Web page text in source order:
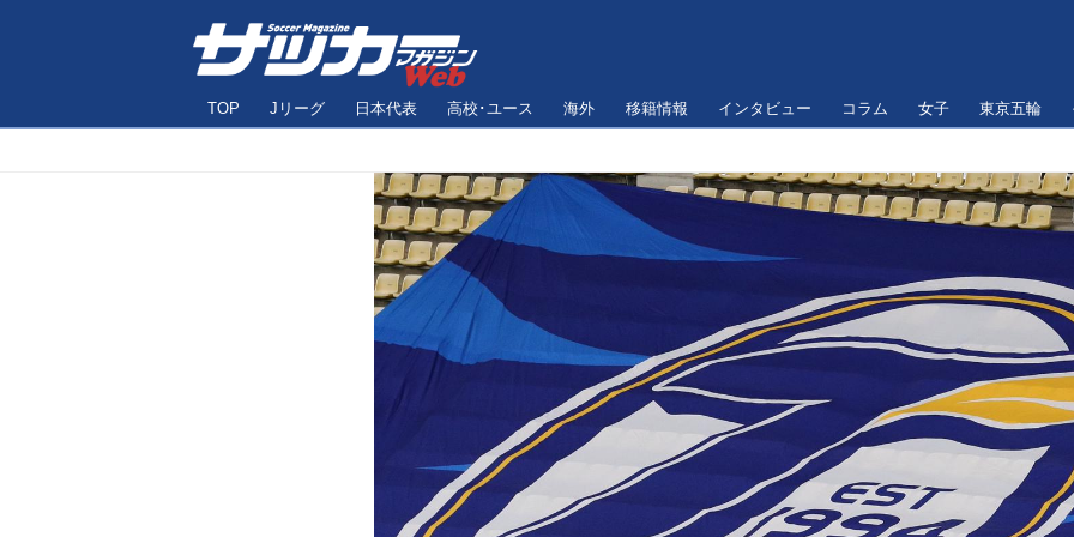
TOP Jリーグ 日本代表 高校･ユース 海外 移籍情報 インタビュー コラム 女子 東京五輪